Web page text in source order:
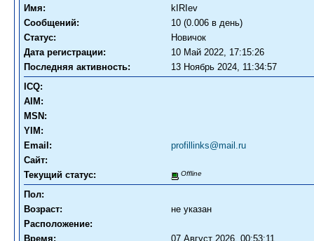
Имя:
kIRIev
Сообщений:
10 (0.006 в день)
Статус:
Новичок
Дата регистрации:
10 Май 2022, 17:15:26
Последняя активность:
13 Ноябрь 2024, 11:34:57
ICQ:
AIM:
MSN:
YIM:
Email:
profillinks@mail.ru
Сайт:
Текущий статус:
Offline
Пол:
Возраст:
не указан
Расположение:
Время:
07 Август 2026, 00:53:11